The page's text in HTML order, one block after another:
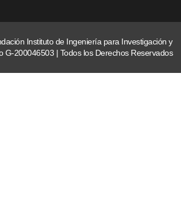
Instituto de Ingeniería para Investigación y
G-200046503 | Todos los Derechos Reservados